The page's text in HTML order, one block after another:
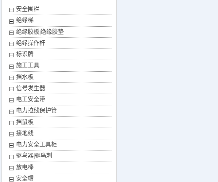
的技术力量和生产经验，工艺先进，设
备精良，以科技创新为指导，质量过硬
求生存。以真诚取信誉，以优惠的价
格，热情的服务，回报广大客户。
主营产品：电力安全围栏，绝缘安全围
栏，反光式安全围栏绝缘胶板，绝缘胶
垫，绝缘橡胶板，挡鼠板，驱鸟器，高
压拉闸杆，电力标牌，安全围栏 ，荧光
式安全警示带 ，绝缘梯 ，接地线，验电
器。包括：荧光式安全围栏 ，绝缘人字
梯 ，反光式安全警示带，绝缘单梯，绝
缘凳，绝缘高低凳，绝缘多层凳，绝缘
升降梯。高压验电器发生器、折叠式高
低压通用验电器、高压绝缘橡胶板、绝
缘胶垫。推荐网址：
http://www.yingweidianli.com，业务咨询：
13933106389
安全围栏
绝缘梯
绝缘胶板|绝缘胶垫
绝缘操作杆
标识牌
施工工具
挡水板
信号发生器
电工安全带
电力拉线保护管
挡鼠板
接地线
电力安全工具柜
驱鸟器|驱鸟刺
放电棒
安全帽